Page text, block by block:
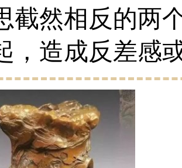
截然相反的两
，造成反差感
来制造你阅读
，震耳欲聋的
的别致等等，